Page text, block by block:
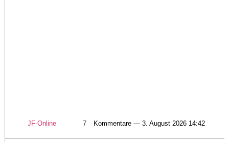
JF-Online 7 Kommentare — 3. August 2026 14:42